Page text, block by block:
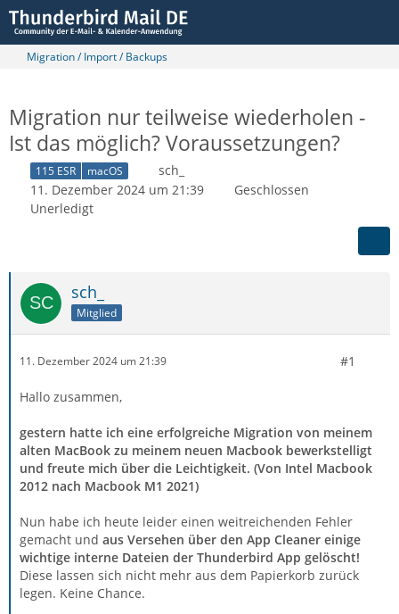
Migration / Import / Backups
Migration nur teilweise wiederholen -
Ist das möglich? Voraussetzungen?
115 ESR macOS
sch_
11. Dezember 2024 um 21:39
Geschlossen
Unerledigt
sch_
Mitglied
11. Dezember 2024 um 21:39 #1
Hallo zusammen,
gestern hatte ich eine erfolgreiche Migration von meinem
alten MacBook zu meinem neuen Macbook bewerkstelligt
und freute mich über die Leichtigkeit. (Von Intel Macbook
2012 nach Macbook M1 2021)
Nun habe ich heute leider einen weitreichenden Fehler
gemacht und aus Versehen über den App Cleaner einige
wichtige interne Dateien der Thunderbird App gelöscht!
Diese lassen sich nicht mehr aus dem Papierkorb zurück
legen. Keine Chance.